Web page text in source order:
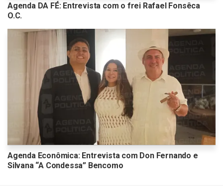
Agenda DA FÉ: Entrevista com o frei Rafael Fonsêca
O.C.
Agenda Econômica: Entrevista com Don Fernando e
Silvana “A Condessa” Bencomo